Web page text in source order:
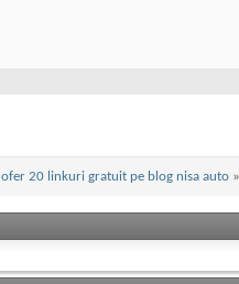
ofer 20 linkuri gratuit pe blog nisa auto »